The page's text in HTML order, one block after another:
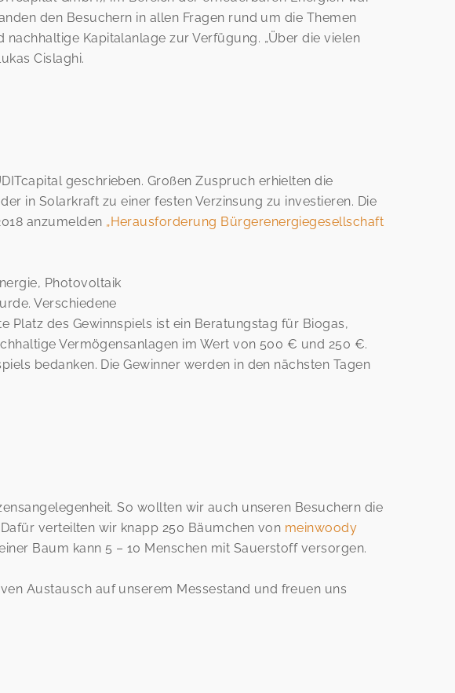
den Besuchern in allen Fragen rund um die Themen
Kapitalanlage zur Verfügung. „Über die vielen
Cislaghi.
geschrieben. Großen Zuspruch erhielten die
in Solarkraft zu einer festen Verzinsung zu investieren. Die
anzumelden „Herausforderung Bürgerenergiegesellschaft
Photovoltaik
Verschiedene
Platz des Gewinnspiels ist ein Beratungstag für Biogas,
Vermögensanlagen im Wert von 500 € und 250 €.
bedanken. Die Gewinner werden in den nächsten Tagen
So wollten wir auch unseren Besuchern die
verteilten wir knapp 250 Bäumchen von meinwoody
Baum kann 5 – 10 Menschen mit Sauerstoff versorgen.
Austausch auf unserem Messestand und freuen uns